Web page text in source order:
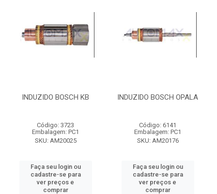
INDUZIDO BOSCH KB
Código: 3723
Embalagem: PC1
SKU: AM20025
Faça seu login ou
cadastre-se para
ver preços e
comprar
INDUZIDO BOSCH OPALA
Código: 6141
Embalagem: PC1
SKU: AM20176
Faça seu login ou
cadastre-se para
ver preços e
comprar